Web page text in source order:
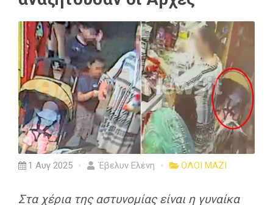
1 Αυγ 2025 Έβελυν Ελένη ΟΛΟΙ ΜΑΖΙ
Στα χέρια της αστυνομίας είναι η γυναίκα